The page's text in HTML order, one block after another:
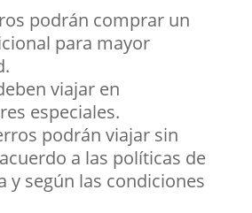
podrán comprar un
para mayor
viajar en
especiales.
podrán viajar sin
a las políticas de
y según las condiciones